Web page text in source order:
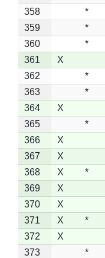
358
*
359
*
360
*
361
X
362
*
363
*
364
X
365
*
366
X
367
X
368
X *
369
X
370
X
371
X *
372
X
373
*